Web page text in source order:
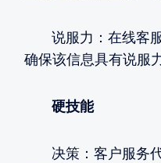
说服力：在线客服
确保该信息具有说服
硬技能
决策：客户服务代